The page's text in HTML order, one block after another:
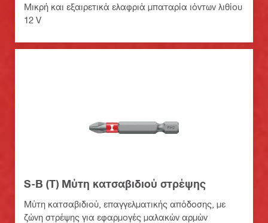
Μικρή και εξαιρετικά ελαφριά μπαταρία ιόντων λιθίου
12 V
S-B (T) Μύτη κατσαβιδιού στρέψης
Μύτη κατσαβιδιού, επαγγελματικής απόδοσης, με
ζώνη στρέψης για εφαρμογές μαλακών αρμών